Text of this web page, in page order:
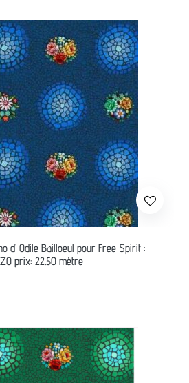
d’ Odile Bailloeul pour Free Spirit :
prix: 22.50 mètre